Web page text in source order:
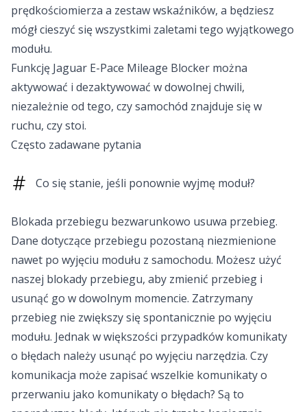
prędkościomierza a zestaw wskaźników, a będziesz
mógł cieszyć się wszystkimi zaletami tego wyjątkowego
modułu.
Funkcję Jaguar E-Pace Mileage Blocker można
aktywować i dezaktywować w dowolnej chwili,
niezależnie od tego, czy samochód znajduje się w
ruchu, czy stoi.
Często zadawane pytania
Co się stanie, jeśli ponownie wyjmę moduł?
Blokada przebiegu bezwarunkowo usuwa przebieg.
Dane dotyczące przebiegu pozostaną niezmienione
nawet po wyjęciu modułu z samochodu. Możesz użyć
naszej blokady przebiegu, aby zmienić przebieg i
usunąć go w dowolnym momencie. Zatrzymany
przebieg nie zwiększy się spontanicznie po wyjęciu
modułu. Jednak w większości przypadków komunikaty
o błędach należy usunąć po wyjęciu narzędzia. Czy
komunikacja może zapisać wszelkie komunikaty o
przerwaniu jako komunikaty o błędach? Są to